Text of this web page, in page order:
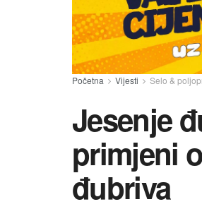
Početna Vijesti Selo &
Jesenje
primjeni
đubriva